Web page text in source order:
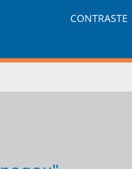
CONTRASTE